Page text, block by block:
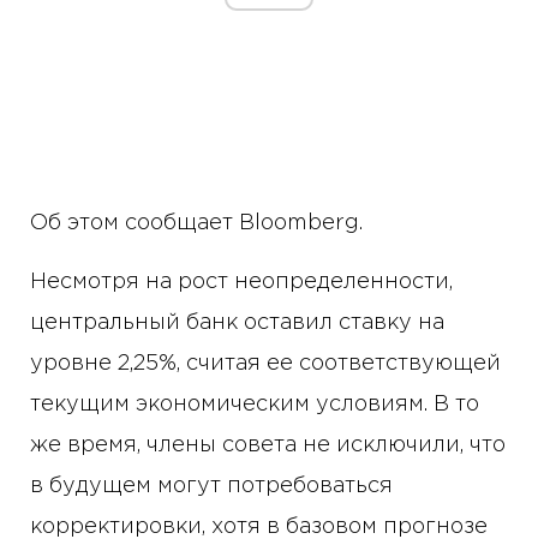
Об этом сообщает Bloomberg.
Несмотря на рост неопределенности,
центральный банк оставил ставку на
уровне 2,25%, считая ее соответствующей
текущим экономическим условиям. В то
же время, члены совета не исключили, что
в будущем могут потребоваться
корректировки, хотя в базовом прогнозе